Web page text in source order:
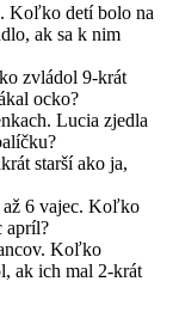
Koľko detí bolo na
ak sa k nim
zvládol 9-krát
ocko?
Lucia zjedla
starší ako ja,
až 6 vajec. Koľko
apríl?
Koľko
ak ich mal 2-krát